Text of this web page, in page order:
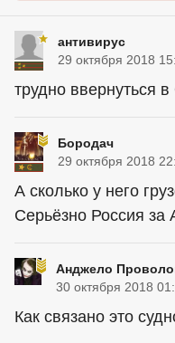
антивирус
29 октября 2018
трудно ввернуться
Бородач
29 октября 2018
А сколько у него
Серьёзно Россия за
Анджело
30 октября 2018
Как связано это